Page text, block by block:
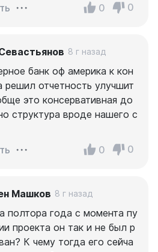
0 0
8 г назад
банк оф америка к кон
решил отчетность улучшит
это консервативная до
структура вроде нашего с
0 0
Машков 8 г назад
полтора года с момента пу
проекта он так и не был р
К чему тогда его сейча